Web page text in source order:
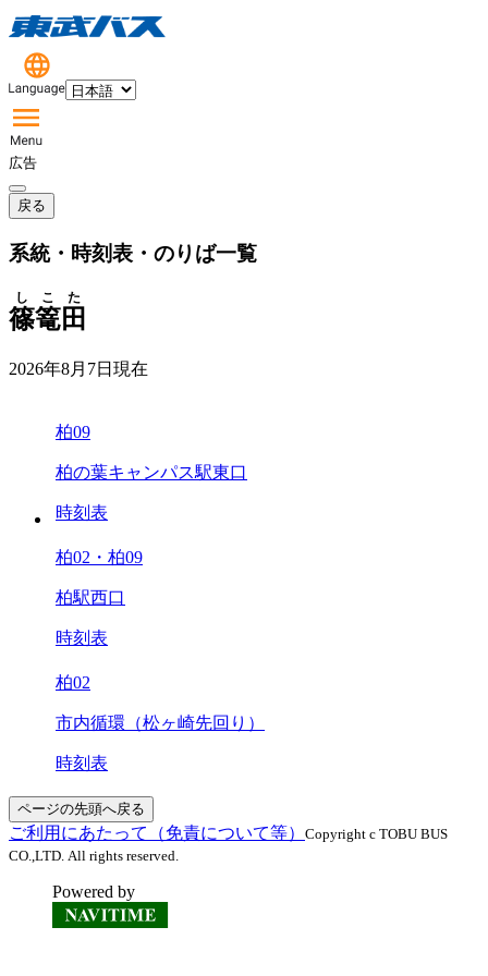
広告
戻る
系統・時刻表・のりば一覧
篠篭田
しこた
2026年8月7日 現在
柏09
柏の葉キャンパス駅東口
時刻表
柏02・柏09
柏駅西口
時刻表
柏02
市内循環（松ヶ崎先回り）
時刻表
ページの先頭へ戻る
ご利用にあたって（免責について等） Copyright c TOBU BUS
CO.,LTD. All rights reserved.
Powered by